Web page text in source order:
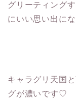
グリーティング
にいい思い出に
キャラグリ天国
グが濃いです♡